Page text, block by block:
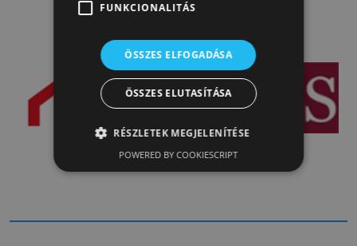
FUNKCIONALITÁS
ÖSSZES ELFOGADÁSA
ÖSSZES ELUTASÍTÁSA
RÉSZLETEK MEGJELENÍTÉSE
POWERED BY COOKIESCRIPT